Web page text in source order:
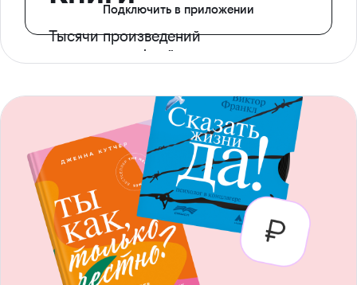
Тысячи произведений
с доступом офлайн
Подключить в приложении